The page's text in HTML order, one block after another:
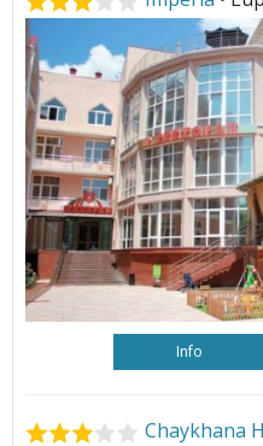
Info
Chaykhana